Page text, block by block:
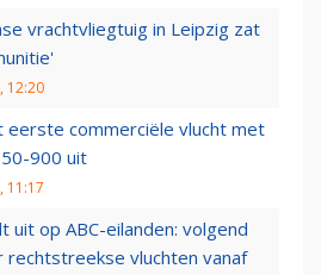
vrachtvliegtuig in Leipzig zat
12:20
eerste commerciële vlucht met
900 uit
11:17
uit op ABC-eilanden: volgend
rechtstreekse vluchten vanaf